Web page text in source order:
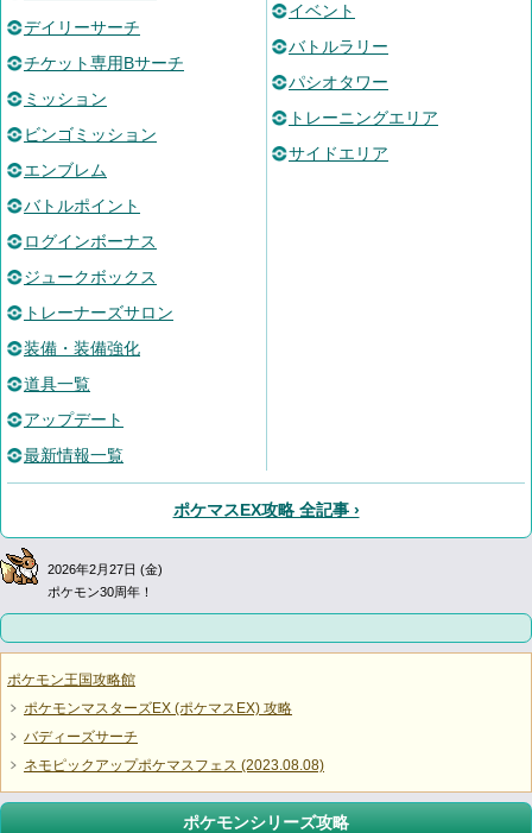
デイリーサーチ
チケット専用Bサーチ
ミッション
ビンゴミッション
エンブレム
バトルポイント
ログインボーナス
ジュークボックス
トレーナーズサロン
装備・装備強化
道具一覧
アップデート
最新情報一覧
イベント
バトルラリー
パシオタワー
トレーニングエリア
サイドエリア
ポケマスEX攻略 全記事 ›
2026年2月27日 (金)
ポケモン30周年！
ポケモン王国攻略館
ポケモンマスターズEX (ポケマスEX) 攻略
バディーズサーチ
ネモピックアップポケマスフェス (2023.08.08)
ポケモンシリーズ攻略